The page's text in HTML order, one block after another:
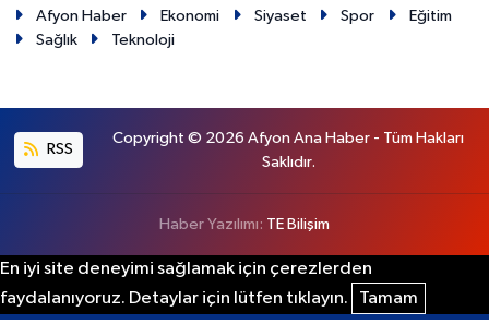
Afyon Haber Ekonomi Siyaset Spor
Eğitim
Sağlık
Teknoloji
RSS
Copyright © 2026 Afyon Ana Haber - Tüm Hakları
Saklıdır.
Haber Yazılımı: TE Bilişim
En iyi site deneyimi sağlamak için çerezlerden
faydalanıyoruz. Detaylar için lütfen tıklayın.
Tamam